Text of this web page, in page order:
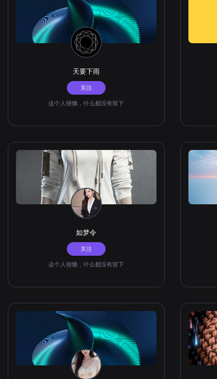
天要下雨
关注
这个人很懒，什么都没有留下
如梦令
关注
这个人很懒，什么都没有留下